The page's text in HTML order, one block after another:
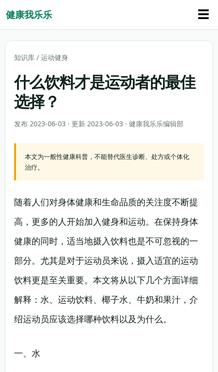
健康我乐乐 ☰
知识库 / 运动健身
什么饮料才是运动者的最佳
选择？
发布 2023-06-03 · 更新 2023-06-03 · 健康我乐乐编辑部
本文为一般性健康科普，不能替代医生诊断、处方或个体化
治疗。
随着人们对身体健康和生命品质的关注度不断提
高，更多的人开始加入健身和运动。在保持身体
健康的同时，适当地摄入饮料也是不可忽视的一
部分。尤其是对于运动员来说，摄入适宜的运动
饮料更是至关重要。本文将从以下几个方面详细
解释：水、运动饮料、椰子水、牛奶和果汁，介
绍运动员应该选择哪种饮料以及为什么。
一、水